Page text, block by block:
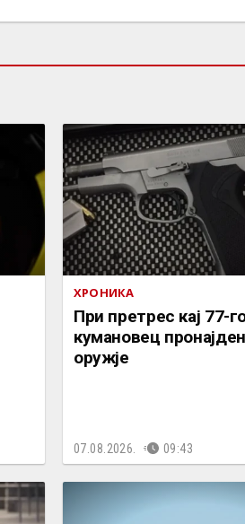
ХРОНИКА
При претрес кај 77-
кумановец
оружје
07.08.2026. 09:43